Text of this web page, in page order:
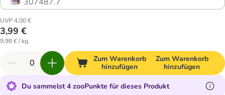
UVP 4,00 €
3,99 €
9,98 € / kg
Zum Warenkorb
hinzufügen
Zum Warenkorb
hinzufügen
Du sammelst 4 zooPunkte für dieses Produkt